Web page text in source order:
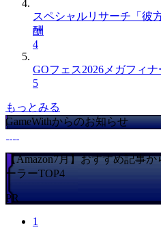
スペシャルリサーチ「彼
酬
4
GOフェス2026メガフィ
5
もっとみる
GameWithからのお知らせ
【Amazon7月】おすすめ記事
ーラーTOP4
PR
1